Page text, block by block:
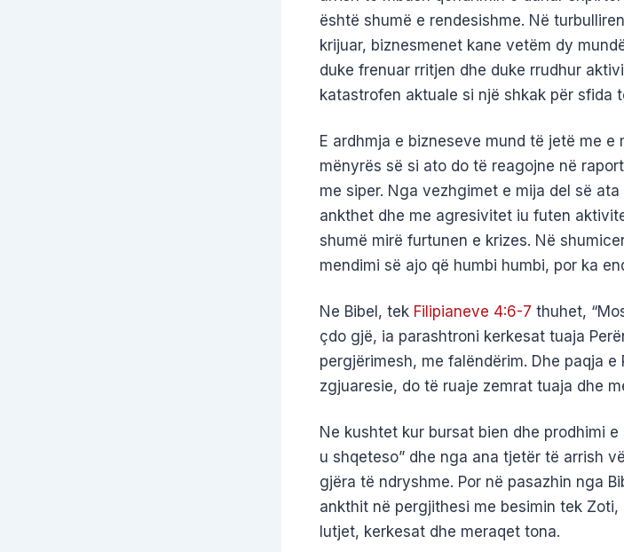
është shumë e rendesishme. Në
krijuar, biznesmenet kane vetëm dy
duke frenuar rritjen dhe duke rrudhur
katastrofen aktuale si një shkak për sfida
E ardhmja e bizneseve mund të jetë me e
mënyrës së si ato do të reagojne në
me siper. Nga vezhgimet e mija del së
ankthet dhe me agresivitet iu futen
shumë mirë furtunen e krizes. Në
mendimi së ajo që humbi humbi, por ka
Ne Bibel, tek Filipianeve 4:6-7 thuhet,
çdo gjë, ia parashtroni kerkesat tuaja
pergjërimesh, me falëndërim. Dhe paqja
zgjuaresie, do të ruaje zemrat tuaja dhe
Ne kushtet kur bursat bien dhe prodhimi
u shqeteso” dhe nga ana tjetër të arrish
gjëra të ndryshme. Por në pasazhin nga
ankthit në pergjithesi me besimin tek Zoti,
lutjet, kerkesat dhe meraqet tona.